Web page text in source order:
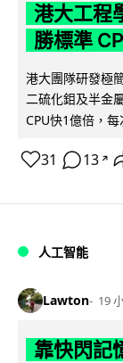
港大工程
勝標準
港大團隊研發極
二硫化鉬及半金
CPU快1億倍，
31 13 ↗
人工智能
Lawton 19
靠快閃記